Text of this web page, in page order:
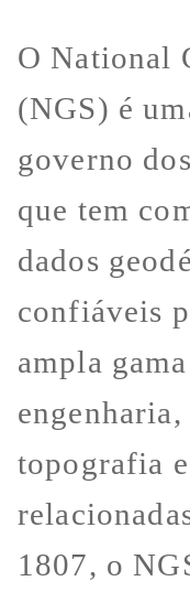
O National
(NGS) é
governo
que tem
dados
confiáveis
ampla
topografia
1807, o